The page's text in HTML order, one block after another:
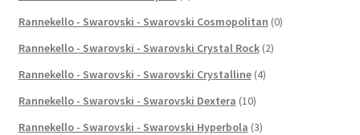
Rannekello - Swarovski - Swarovski Cosmopolitan (0)
Rannekello - Swarovski - Swarovski Crystal Rock (2)
Rannekello - Swarovski - Swarovski Crystalline (4)
Rannekello - Swarovski - Swarovski Dextera (10)
Rannekello - Swarovski - Swarovski Hyperbola (3)